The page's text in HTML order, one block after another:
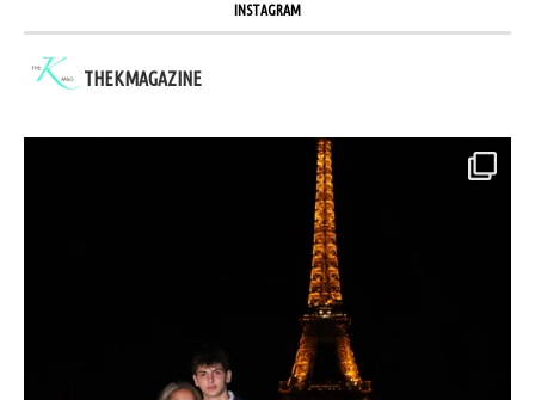
INSTAGRAM
THEKMAGAZINE